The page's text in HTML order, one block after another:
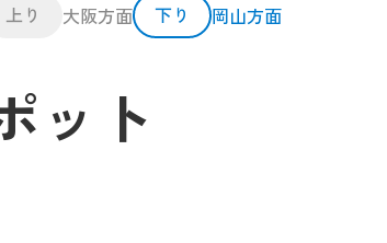
上り 大阪方面 下り 岡山方面
ット